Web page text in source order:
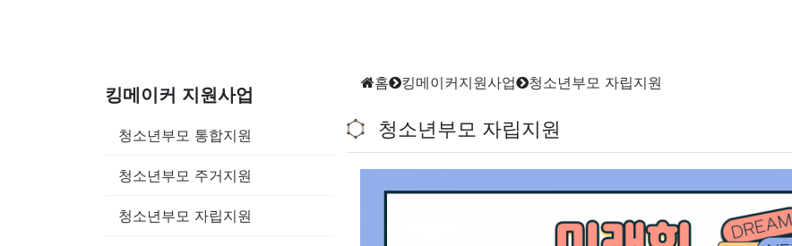
킹메이커 지원사업
청소년부모 통합지원
청소년부모 주거지원
청소년부모 자립지원
홈 킹메이커지원사업 청소년부모 자립지원
청소년부모 자립지원